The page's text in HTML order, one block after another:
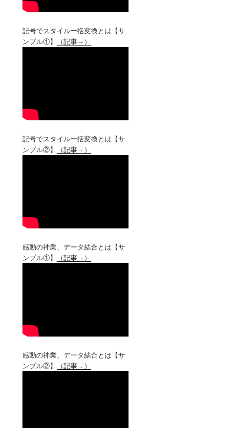
記号でスタイル一括変換とは【サ
ンプル①】
（記事→）
記号でスタイル一括変換とは【サ
ンプル②】
（記事→）
感動の神業、データ結合とは【サ
ンプル①】
（記事→）
感動の神業、データ結合とは【サ
ンプル②】
（記事→）